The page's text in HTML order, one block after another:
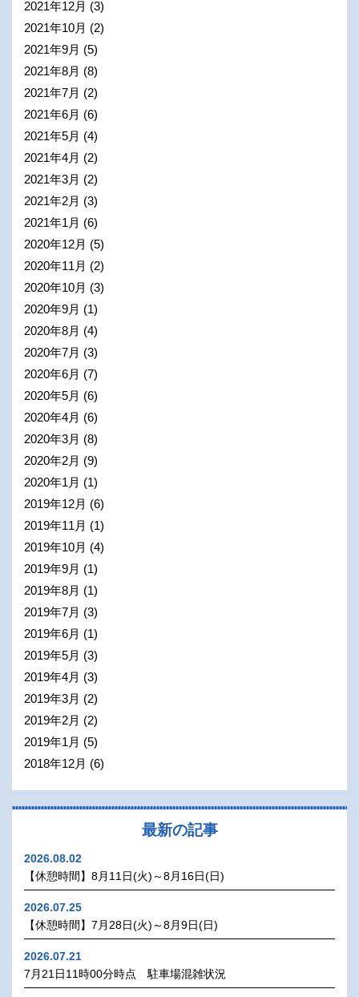
2021年12月 (3)
2021年10月 (2)
2021年9月 (5)
2021年8月 (8)
2021年7月 (2)
2021年6月 (6)
2021年5月 (4)
2021年4月 (2)
2021年3月 (2)
2021年2月 (3)
2021年1月 (6)
2020年12月 (5)
2020年11月 (2)
2020年10月 (3)
2020年9月 (1)
2020年8月 (4)
2020年7月 (3)
2020年6月 (7)
2020年5月 (6)
2020年4月 (6)
2020年3月 (8)
2020年2月 (9)
2020年1月 (1)
2019年12月 (6)
2019年11月 (1)
2019年10月 (4)
2019年9月 (1)
2019年8月 (1)
2019年7月 (3)
2019年6月 (1)
2019年5月 (3)
2019年4月 (3)
2019年3月 (2)
2019年2月 (2)
2019年1月 (5)
2018年12月 (6)
最新の記事
2026.08.02
【休憩時間】8月11日(火)～8月16日(日)
2026.07.25
【休憩時間】7月28日(火)～8月9日(日)
2026.07.21
7月21日11時00分時点 駐車場混雑状況